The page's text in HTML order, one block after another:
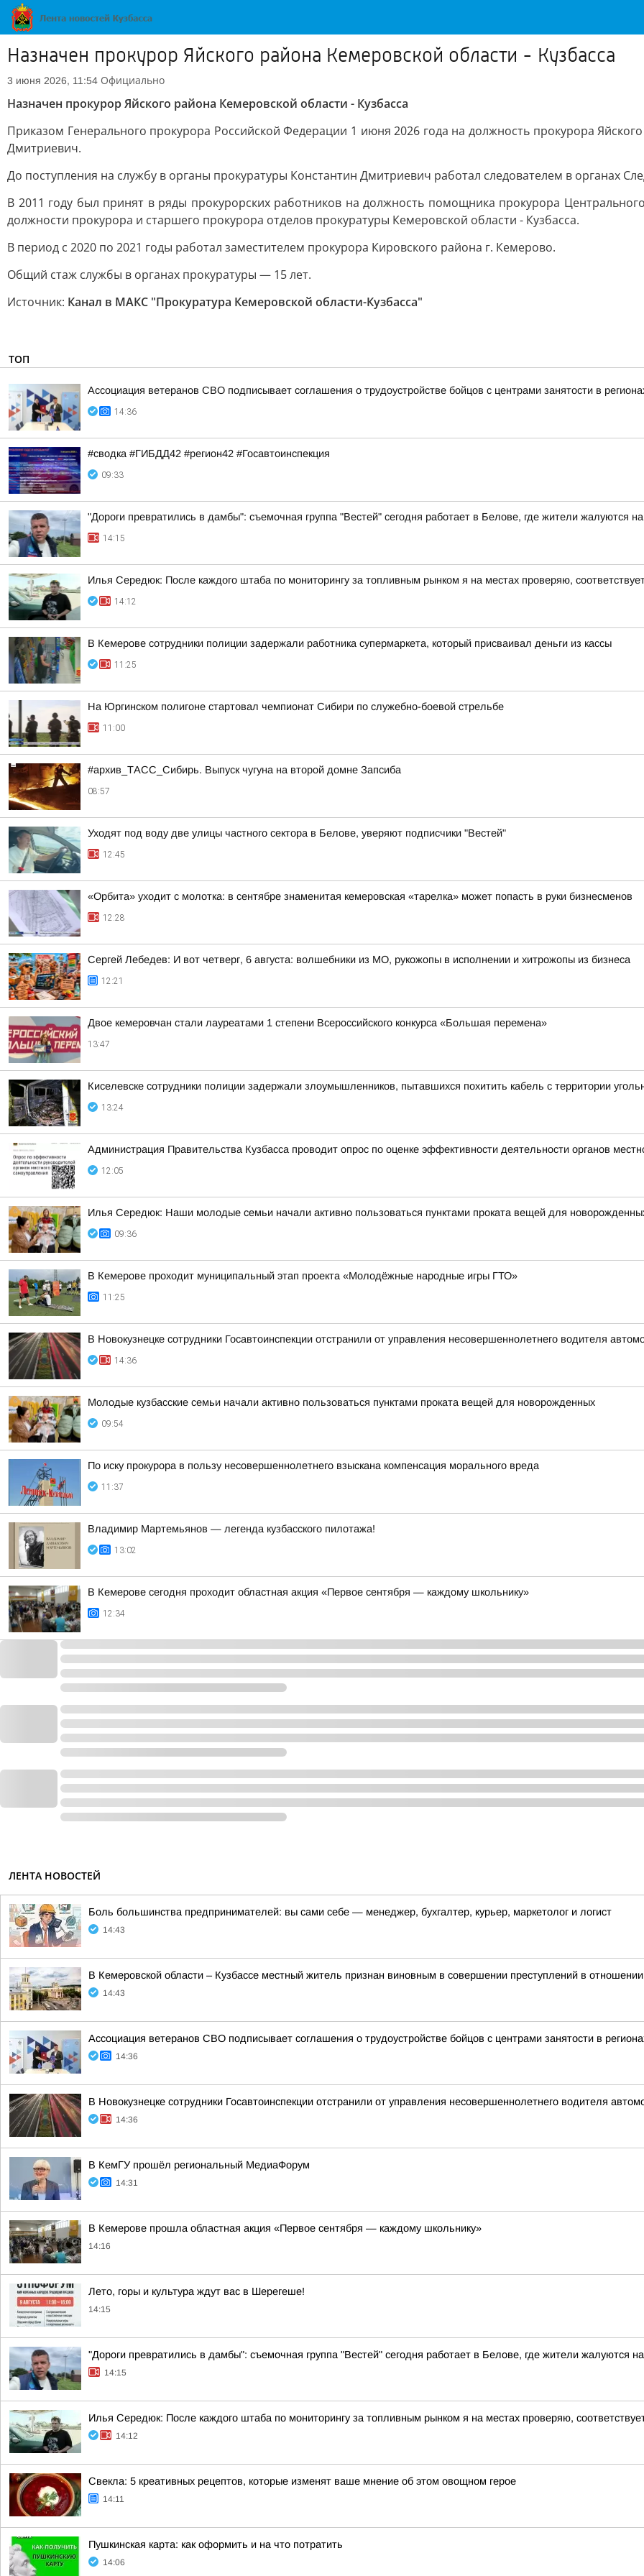
Назначен прокурор Яйского района Кемеровской области - Кузбасса
3 июня 2026, 11:54 Официально
Назначен прокурор Яйского района Кемеровской области - Кузбасса
Приказом Генерального прокурора Российской Федерации 1 июня 2026 года на должность прокурора
Дмитриевич.
До поступления на службу в органы прокуратуры Константин Дмитриевич работал следователем в органах
В 2011 году был принят в ряды прокурорских работников на должность помощника прокурора
должности прокурора и старшего прокурора отделов прокуратуры Кемеровской области - Кузбасса.
В период с 2020 по 2021 годы работал заместителем прокурора Кировского района г. Кемерово.
Общий стаж службы в органах прокуратуры — 15 лет.
Источник: Канал в МАКС "Прокуратура Кемеровской области-Кузбасса"
ТОП
Ассоциация ветеранов СВО подписывает соглашения о трудоустройстве бойцов с центрами занятости в
14:36
#сводка #ГИБДД42 #регион42 #Госавтоинспекция
09:33
"Дороги превратились в дамбы": съемочная группа "Вестей" сегодня работает в Белове, где жители жалуются
14:15
Илья Середюк: После каждого штаба по мониторингу за топливным рынком я на местах проверяю,
14:12
В Кемерове сотрудники полиции задержали работника супермаркета, который присваивал деньги из кассы
11:25
На Юргинском полигоне стартовал чемпионат Сибири по служебно-боевой стрельбе
11:00
#архив_ТАСС_Сибирь. Выпуск чугуна на второй домне Запсиба
08:57
Уходят под воду две улицы частного сектора в Белове, уверяют подписчики "Вестей"
12:45
«Орбита» уходит с молотка: в сентябре знаменитая кемеровская «тарелка» может попасть в руки бизнесменов
12:28
Сергей Лебедев: И вот четверг, 6 августа: волшебники из МО, рукожопы в исполнении и хитрожопы из бизнеса
12:21
Двое кемеровчан стали лауреатами 1 степени Всероссийского конкурса «Большая перемена»
13:47
Киселевске сотрудники полиции задержали злоумышленников, пытавшихся похитить кабель с территории
13:24
Администрация Правительства Кузбасса проводит опрос по оценке эффективности деятельности органов
12:05
Илья Середюк: Наши молодые семьи начали активно пользоваться пунктами проката вещей для
09:36
В Кемерове проходит муниципальный этап проекта «Молодёжные народные игры ГТО»
11:25
В Новокузнецке сотрудники Госавтоинспекции отстранили от управления несовершеннолетнего водителя
14:36
Молодые кузбасские семьи начали активно пользоваться пунктами проката вещей для новорожденных
09:54
По иску прокурора в пользу несовершеннолетнего взыскана компенсация морального вреда
11:37
Владимир Мартемьянов — легенда кузбасского пилотажа!
13:02
В Кемерове сегодня проходит областная акция «Первое сентября — каждому школьнику»
12:34
ЛЕНТА НОВОСТЕЙ
Боль большинства предпринимателей: вы сами себе — менеджер, бухгалтер, курьер, маркетолог и логист
14:43
В Кемеровской области – Кузбассе местный житель признан виновным в совершении преступлений в
14:43
Ассоциация ветеранов СВО подписывает соглашения о трудоустройстве бойцов с центрами занятости в
14:36
В Новокузнецке сотрудники Госавтоинспекции отстранили от управления несовершеннолетнего водителя
14:36
В КемГУ прошёл региональный МедиаФорум
14:31
В Кемерове прошла областная акция «Первое сентября — каждому школьнику»
14:16
Лето, горы и культура ждут вас в Шерегеше!
14:15
"Дороги превратились в дамбы": съемочная группа "Вестей" сегодня работает в Белове, где жители жалуются
14:15
Илья Середюк: После каждого штаба по мониторингу за топливным рынком я на местах проверяю,
14:12
Свекла: 5 креативных рецептов, которые изменят ваше мнение об этом овощном герое
14:11
Пушкинская карта: как оформить и на что потратить
14:06